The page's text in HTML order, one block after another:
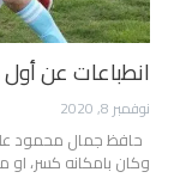
انطباعات عن أول
نوفمبر 8, 2020
حافظ جمال محمود
وكان بامكانه كسر، او